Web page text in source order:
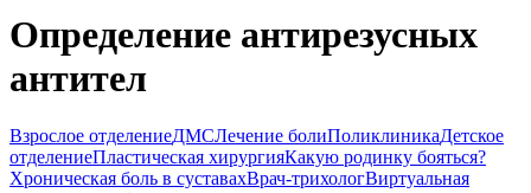
Определение антирезусных
антител
Взрослое отделениеДМСЛечение болиПоликлиникаДетское
отделениеПластическая хирургияКакую родинку бояться?
Хроническая боль в суставахВрач-трихологВиртуальная